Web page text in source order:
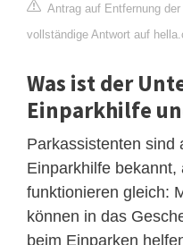
Antrag auf Entfernung
vollständige Antwort auf
Was ist der
Einparkhilfe
Parkassistenten sind
Einparkhilfe
funktionieren gleich:
können in das
beim Einparken